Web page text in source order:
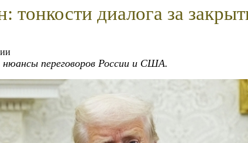
тонкости диалога за
нюансы переговоров России и США.